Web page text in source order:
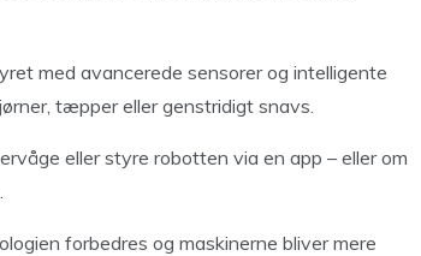
med avancerede sensorer og intelligente
tæpper eller genstridigt snavs.
eller styre robotten via en app – eller om
forbedres og maskinerne bliver mere